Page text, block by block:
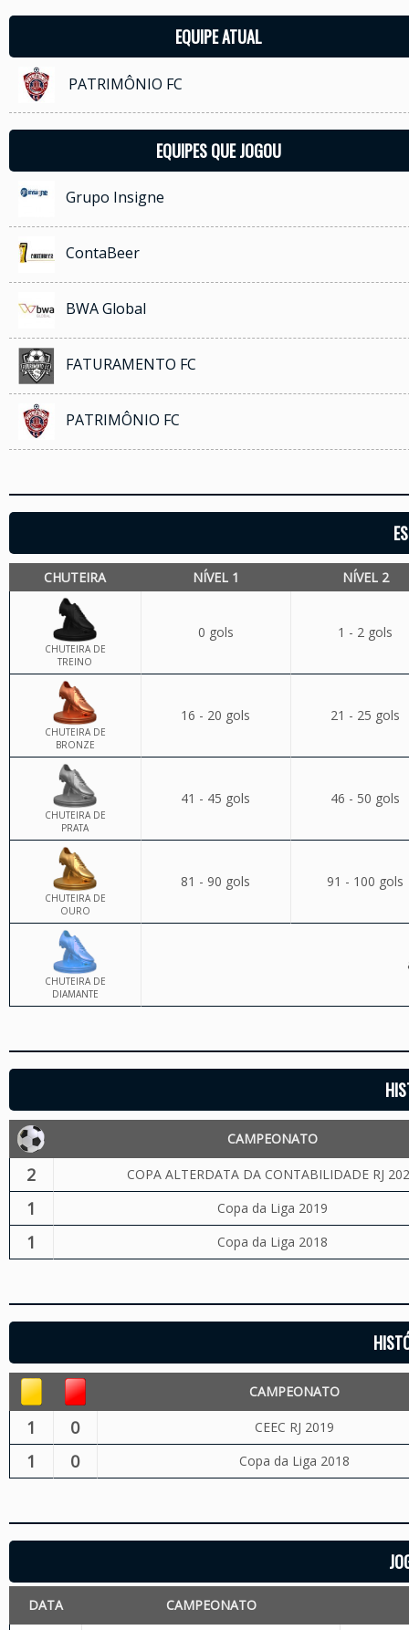
EQUIPE ATUAL
PATRIMÔNIO FC
EQUIPES QUE JOGOU
Grupo Insigne
ContaBeer
BWA Global
FATURAMENTO FC
PATRIMÔNIO FC
CHUTEIRA NÍVEL 1 NÍVEL 2
CHUTEIRA DE
TREINO
0 gols 1 - 2 gols
CHUTEIRA DE
BRONZE
16 - 20 gols 21 - 25 gols
CHUTEIRA DE
PRATA
41 - 45 gols 46 - 50 gols
CHUTEIRA DE
OURO
81 - 90 gols 91 - 100 gols
CHUTEIRA DE
DIAMANTE
CAMPEONATO
2 COPA ALTERDATA DA CONTABILIDADE RJ
1 Copa da Liga 2019
1 Copa da Liga 2018
CAMPEONATO
1 0 CEEC RJ 2019
1 0 Copa da Liga 2018
DATA CAMPEONATO